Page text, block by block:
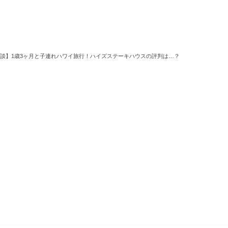
】1歳3ヶ月と子連れハワイ旅行！ハイズステーキハウスの評判は…？